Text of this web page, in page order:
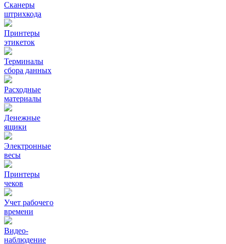
Сканеры
штрихкода
Принтеры
этикеток
Терминалы
сбора данных
Расходные
материалы
Денежные
ящики
Электронные
весы
Принтеры
чеков
Учет рабочего
времени
Видео‑
наблюдение